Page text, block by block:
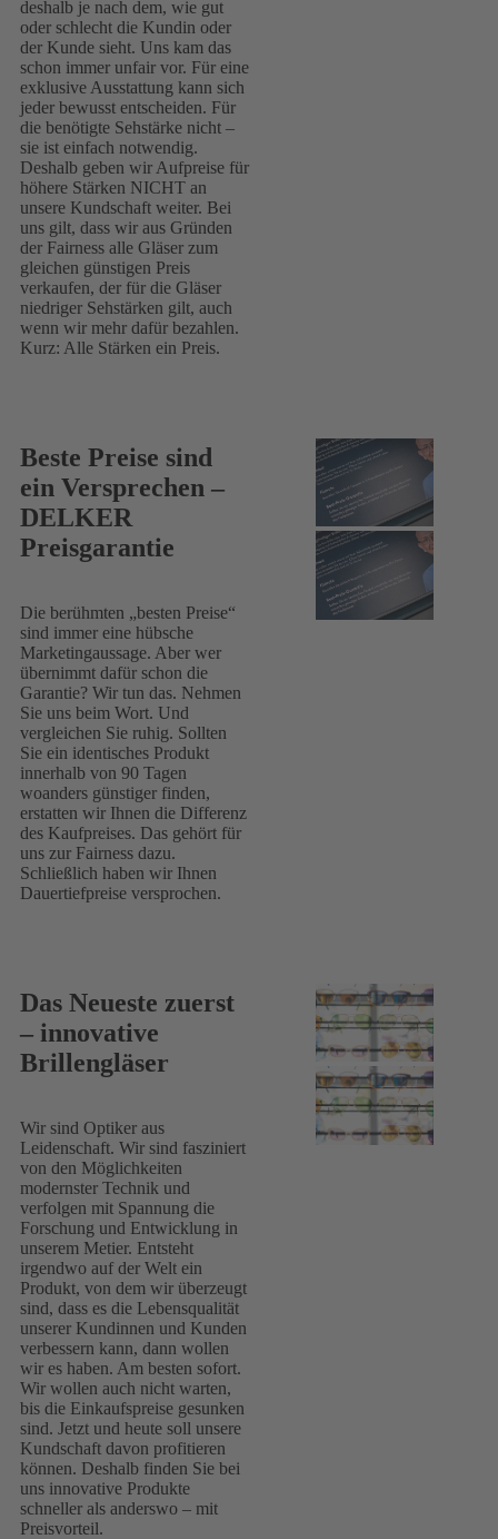
deshalb je nach dem, wie gut
oder schlecht die Kundin oder
der Kunde sieht. Uns kam das
schon immer unfair vor. Für eine
exklusive Ausstattung kann sich
jeder bewusst entscheiden. Für
die benötigte Sehstärke nicht –
sie ist einfach notwendig.
Deshalb geben wir Aufpreise für
höhere Stärken NICHT an
unsere Kundschaft weiter. Bei
uns gilt, dass wir aus Gründen
der Fairness alle Gläser zum
gleichen günstigen Preis
verkaufen, der für die Gläser
niedriger Sehstärken gilt, auch
wenn wir mehr dafür bezahlen.
Kurz: Alle Stärken ein Preis.
Beste Preise sind
ein Versprechen –
DELKER
Preisgarantie
Die berühmten „besten Preise“
sind immer eine hübsche
Marketingaussage. Aber wer
übernimmt dafür schon die
Garantie? Wir tun das. Nehmen
Sie uns beim Wort. Und
vergleichen Sie ruhig. Sollten
Sie ein identisches Produkt
innerhalb von 90 Tagen
woanders günstiger finden,
erstatten wir Ihnen die Differenz
des Kaufpreises. Das gehört für
uns zur Fairness dazu.
Schließlich haben wir Ihnen
Dauertiefpreise versprochen.
Das Neueste zuerst
– innovative
Brillengläser
Wir sind Optiker aus
Leidenschaft. Wir sind fasziniert
von den Möglichkeiten
modernster Technik und
verfolgen mit Spannung die
Forschung und Entwicklung in
unserem Metier. Entsteht
irgendwo auf der Welt ein
Produkt, von dem wir überzeugt
sind, dass es die Lebensqualität
unserer Kundinnen und Kunden
verbessern kann, dann wollen
wir es haben. Am besten sofort.
Wir wollen auch nicht warten,
bis die Einkaufspreise gesunken
sind. Jetzt und heute soll unsere
Kundschaft davon profitieren
können. Deshalb finden Sie bei
uns innovative Produkte
schneller als anderswo – mit
Preisvorteil.